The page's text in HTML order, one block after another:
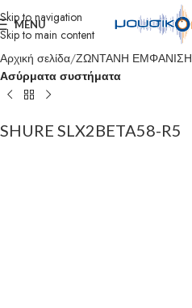
Skip to navigation
Skip to main content
MENU
Αρχική σελίδα ΖΩΝΤΑΝΗ ΕΜΦΑΝΙΣΗ
Ασύρματα συστήματα
SHURE SLX2BETA58-R5